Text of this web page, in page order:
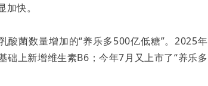
快。
菌数量增加的“养乐多500亿低糖”。2025年
础上新增维生素B6；今年7月又上市了“养乐多